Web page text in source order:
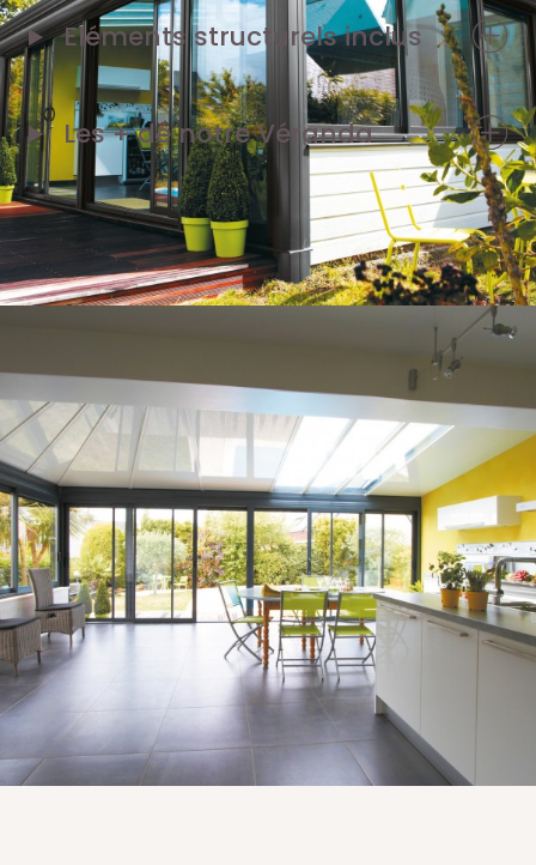
Eléments structurels inclus
Les + de notreVéranda
*Exemple de prix en € TTC livré et posé, correspondant
à une réalisation sur-mesure et selon caractéristiques
citées, sous réserve de l’accessibilité et du lieu de
pose.
Les plus Gustave Rideau
Conseil pour l’agencement de votre
espace
Aide aux démarches administratives
Livraison & pose
Garantie décennale
Aide au financement*